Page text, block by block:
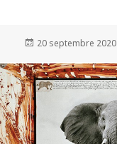
Publié
20 septembre 2020